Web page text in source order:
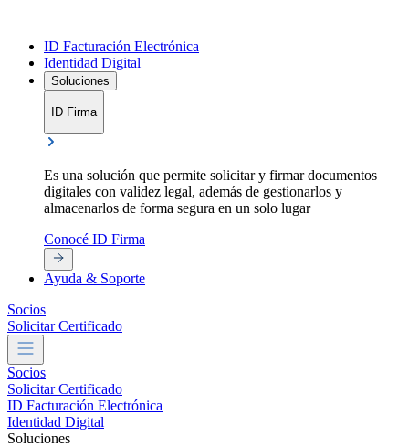
ID Facturación Electrónica
Identidad Digital
Soluciones
ID Firma
Es una solución que permite solicitar y firmar documentos
digitales con validez legal, además de gestionarlos y
almacenarlos de forma segura en un solo lugar
Conocé ID Firma
Ayuda & Soporte
Socios
Solicitar Certificado
Socios
Solicitar Certificado
ID Facturación Electrónica
Identidad Digital
Soluciones